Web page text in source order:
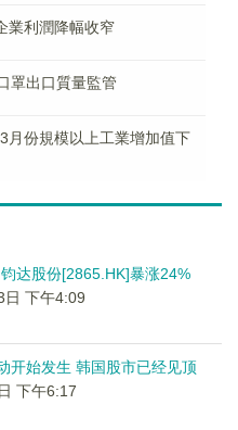
業利潤降幅收窄
罩出口質量監管
月份規模以上工業增加值下
钧达股份[2865.HK]暴涨24%
日 下午4:09
开始发生 韩国股市已经见顶
下午6:17